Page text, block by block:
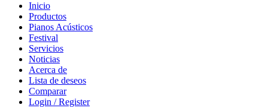
Inicio
Productos
Pianos Acústicos
Festival
Servicios
Noticias
Acerca de
Lista de deseos
Comparar
Login / Register